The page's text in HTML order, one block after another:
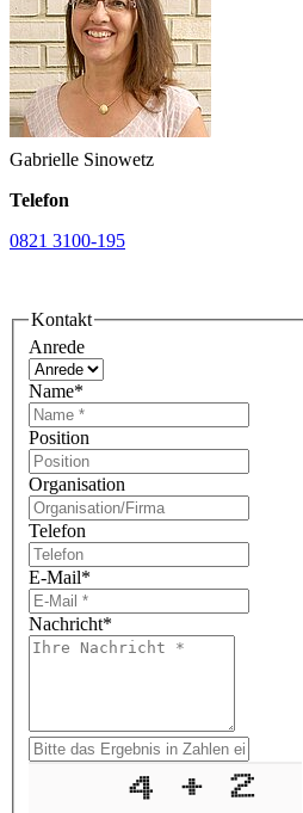
Gabrielle Sinowetz
Telefon
0821 3100-195
Kontakt
Anrede
Name*
Position
Organisation
Telefon
E-Mail*
Nachricht*